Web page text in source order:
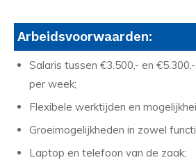
Arbeidsvoorwaarden:
Salaris tussen €3.500,- en
per week;
Flexibele werktijden en
Groeimogelijkheden in zowel
Laptop en telefoon van de zaak;